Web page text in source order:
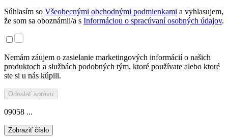
Súhlasím so Všeobecnými obchodnými podmienkami a vyhlasujem,
že som sa oboznámil/a s Informáciou o spracúvaní osobných údajov.
Nemám záujem o zasielanie marketingových informácií o našich
produktoch a službách podobných tým, ktoré používate alebo ktoré
ste si u nás kúpili.
Odoslať správu
09058 ...
Zobraziť číslo